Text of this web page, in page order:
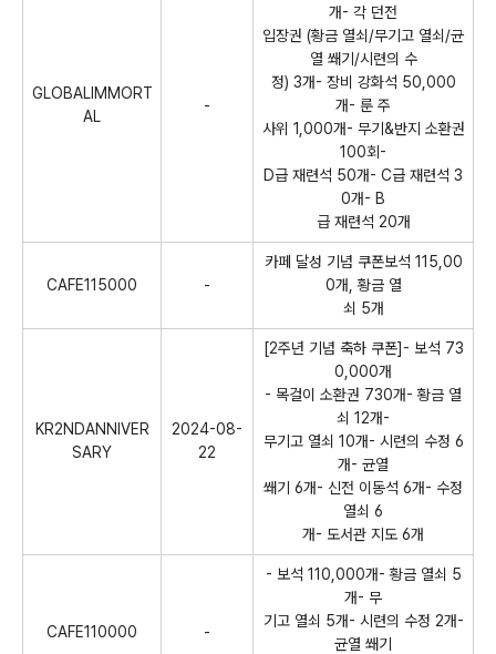
GLOBALIMMORT
AL
-
개- 각 던전
입장권 (황금 열쇠/무기고 열쇠/균
열 쐐기/시련의 수
정) 3개- 장비 강화석 50,000
개- 룬 주
사위 1,000개- 무기&반지 소환권
100회-
D급 재련석 50개- C급 재련석 3
0개- B
급 재련석 20개
CAFE115000 -
카페 달성 기념 쿠폰보석 115,00
0개, 황금 열
쇠 5개
KR2NDANNIVER
SARY
2024-08-
22
[2주년 기념 축하 쿠폰]- 보석 73
0,000개
- 목걸이 소환권 730개- 황금 열
쇠 12개-
무기고 열쇠 10개- 시련의 수정 6
개- 균열
쐐기 6개- 신전 이동석 6개- 수정
열쇠 6
개- 도서관 지도 6개
CAFE110000 -
- 보석 110,000개- 황금 열쇠 5
개- 무
기고 열쇠 5개- 시련의 수정 2개-
균열 쐐기